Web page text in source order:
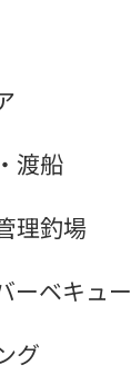
渡船
理釣場
ーベキュー
グ